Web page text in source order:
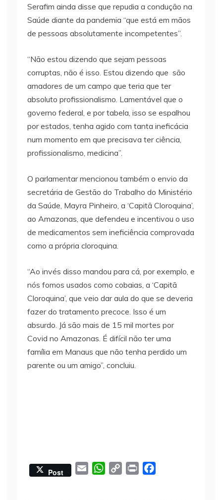
Serafim ainda disse que repudia a condução na
Saúde diante da pandemia “que está em mãos
de pessoas absolutamente incompetentes”.
“Não estou dizendo que sejam pessoas
corruptas, não é isso. Estou dizendo que são
amadores de um campo que teria que ter
absoluto profissionalismo. Lamentável que o
governo federal, e por tabela, isso se espalhou
por estados, tenha agido com tanta ineficácia
num momento em que precisava ter ciência,
profissionalismo, medicina”.
O parlamentar mencionou também o envio da
secretária de Gestão do Trabalho do Ministério
da Saúde, Mayra Pinheiro, a ‘Capitã Cloroquina’,
ao Amazonas, que defendeu e incentivou o uso
de medicamentos sem ineficiência comprovada
como a própria cloroquina.
“Ao invés disso mandou para cá, por exemplo, e
nós fomos usados como cobaias, a ‘Capitã
Cloroquina’, que veio dar aula do que se deveria
fazer do tratamento precoce. Isso é um
absurdo. Já são mais de 15 mil mortes por
Covid no Amazonas. É difícil não ter uma
família em Manaus que não tenha perdido um
parente ou um amigo”, concluiu.
Post
W